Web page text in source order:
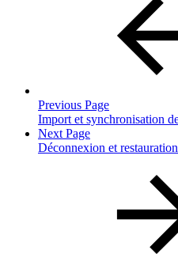
Previous Page
Import et synchronisation
Next Page
Déconnexion et